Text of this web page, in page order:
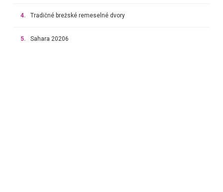
4. Tradičné brežské remeselné dvory
5. Sahara 20206